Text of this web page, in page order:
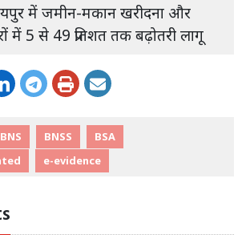
में जमीन-मकान खरीदना और
में 5 से 49 प्रतिशत तक बढ़ोतरी लागू
BNS BNSS
BSA
e-evidence